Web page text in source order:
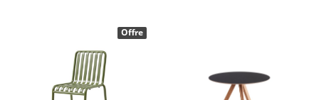
Salon et Salle de séjour
Offre